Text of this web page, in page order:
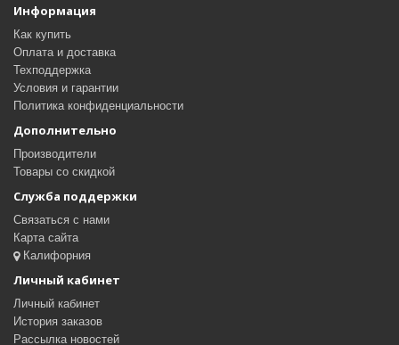
Информация
Как купить
Оплата и доставка
Техподдержка
Условия и гарантии
Политика конфиденциальности
Дополнительно
Производители
Товары со скидкой
Служба поддержки
Связаться с нами
Карта сайта
Калифорния
Личный кабинет
Личный кабинет
История заказов
Рассылка новостей